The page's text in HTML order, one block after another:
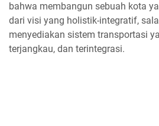
bahwa membangun sebuah kota
dari visi yang holistik-integratif,
menyediakan sistem transportasi
terjangkau, dan terintegrasi.